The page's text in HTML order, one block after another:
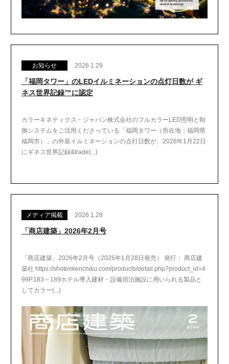
お知らせ 2026.1.29
「福岡タワー」のLEDイルミネーションの点灯日数が ギ
ネス世界記録™に認定
カラーキネティクス・ジャパン株式会社のフルカラーLED照明と制
御システムをご活用くださっている「福岡タワー（所在地：福岡県
福岡市）」の外装イルミネーションの点灯日数が、2026年1月22日
にギネス世界記録&trade(...)
メディア掲載 2026.1.28
「商店建築」2026年2月号
「商店建築」2026年2月号（2026年1月28日発売） 発行： 商店建
築社 https://shotenkenchiku.com/products/detail.php?product_id=4
99P.183～189ホテル導入建材・設備宿泊施設に用いられる製品と
してカラー(...)